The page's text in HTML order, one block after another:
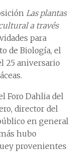
Las plantas
a través
para
de Biología, el
25 aniversario
Foro Dahlia del
director del
en general
hubo
provenientes